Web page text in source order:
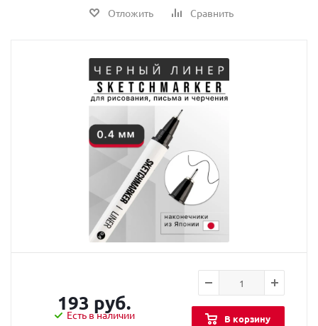
Отложить Сравнить
193 руб.
Есть в наличии В корзину